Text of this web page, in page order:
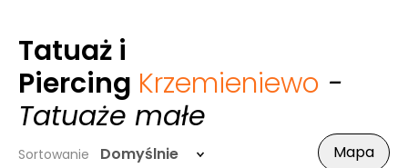
Tatuaż i
Piercing Krzemieniewo -
Tatuaże małe
Sortowanie Domyślnie Mapa